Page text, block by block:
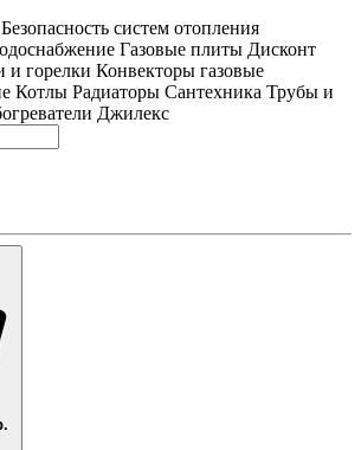
Безопасность систем отопления
Газовые плиты Дисконт
и горелки Конвекторы газовые
Котлы Радиаторы Сантехника Трубы и
Джилекс